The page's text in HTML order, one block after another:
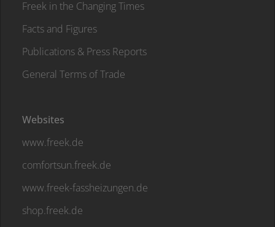
Freek in the Changing Times
Facts and Figures
Publications & Press Reports
General Terms of Trade
Websites
www.freek.de
comfortsun.freek.de
www.freek-fassheizungen.de
shop.freek.de